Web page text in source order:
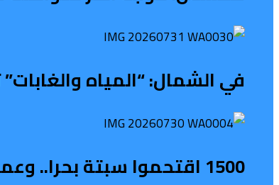
في الشمال: “المياه
1500 اقتحموا سبتة بحرا.. وعمدة المدينة يطالب بحالة طوارئ